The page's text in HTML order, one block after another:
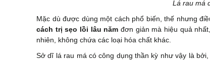
Lá rau má
Mặc dù được dùng một cách phổ biến, thế nhưng
cách trị sẹo lồi lâu năm đơn giản mà hiệu quả
nhiên, không chứa các loại hóa chất khác.
Sở dĩ lá rau má có công dụng thần kỳ như vậy là